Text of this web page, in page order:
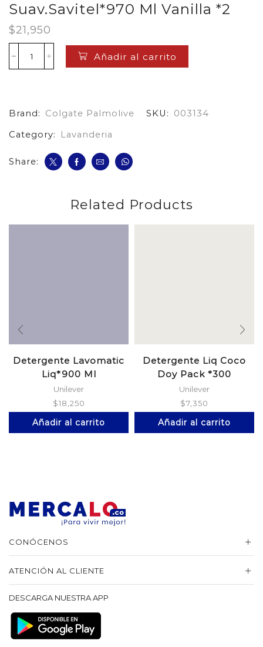
Suav.Savitel*970 Ml Vanilla *2
$21,950
Suav.Savitel*970
Ml
Añadir al carrito
Brand: Colgate Palmolive SKU:
003134
Category:
Lavanderia
Share:
Related Products
Detergente Lavomatic
Liq*900 Ml
Unilever
$18,250
Añadir al carrito
Detergente Liq Coco
Doy Pack *300
Unilever
$7,350
Añadir al carrito
CONÓCENOS
ATENCIÓN AL CLIENTE
DESCARGA NUESTRA APP